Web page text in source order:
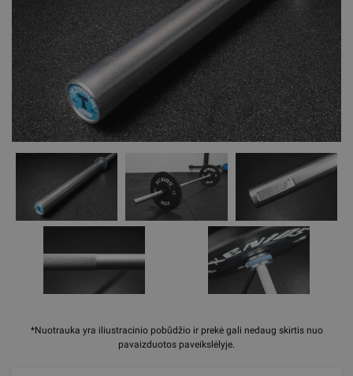
*Nuotrauka yra iliustracinio pobūdžio ir prekė gali nedaug skirtis nuo
pavaizduotos paveikslėlyje.